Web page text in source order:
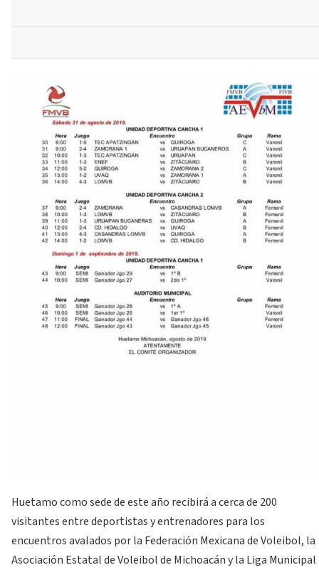
Huetamo como sede de este año recibirá a cerca de 200
visitantes entre deportistas y entrenadores para los
encuentros avalados por la Federación Mexicana de Voleibol, la
Asociación Estatal de Voleibol de Michoacán y la Liga Municipal